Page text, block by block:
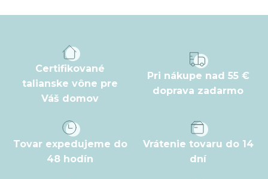
á
Certifikované
talianske vône pre
Váš domov
Pri nákupe nad 55 €
doprava zadarmo
Tovar expedujeme do
48 hodín
Vrátenie tovaru do 14
dní